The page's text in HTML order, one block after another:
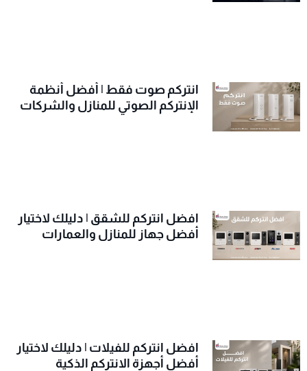
انتركم صوت فقط | أفضل أنظمة
الإنتركم الصوتي للمنازل والشركات
افضل انتركم للشقق | دليلك لاختيار
أفضل جهاز للمنازل والعمارات
افضل انتركم للفيلات | دليلك لاختيار
أفضل أجهزة الانتركم الذكية